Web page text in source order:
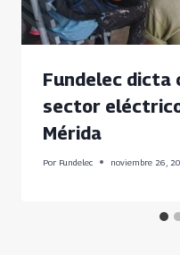
Fundelec dicta
sector
Mérida
Por Fundelec noviembre 26,